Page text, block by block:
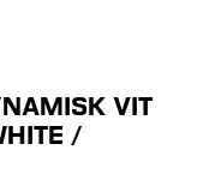
VIT
/